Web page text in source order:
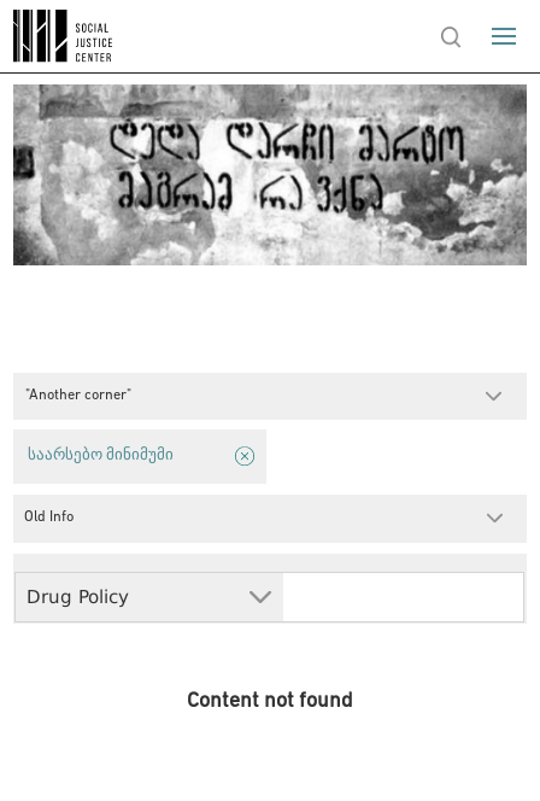
"Another corner"
Drug Policy
საარსებო მინიმუმი
Old Info
Content not found